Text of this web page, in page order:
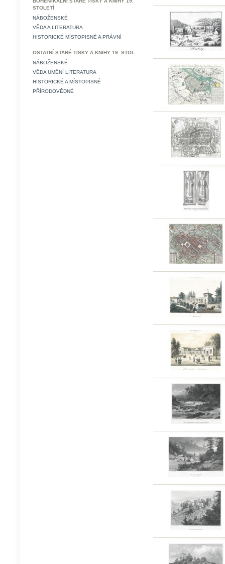
STOLETÍ
NÁBOŽENSKÉ
VĚDA A LITERATURA
HISTORICKÉ MÍSTOPISNÉ A PRÁVNÍ
OSTATNÍ STARÉ TISKY A KNIHY 19. STOL
NÁBOŽENSKÉ
VĚDA UMĚNÍ LITERATURA
HISTORICKÉ A MÍSTOPISNÉ
PŘÍRODOVĚDNÉ